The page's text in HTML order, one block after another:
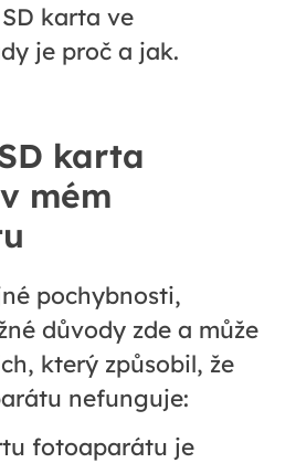
karta ve
je proč a jak.
karta
mém
pochybnosti,
důvody zde a může
který způsobil, že
nefunguje:
fotoaparátu je